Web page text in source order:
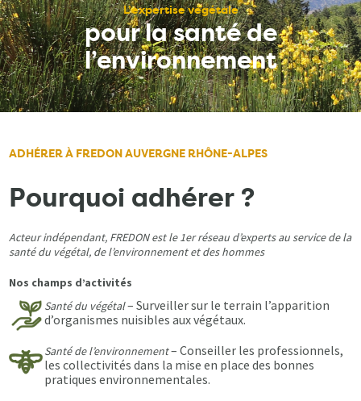
L’expertise végétale
pour la santé de
l’environnement
ADHÉRER À FREDON AUVERGNE RHÔNE-ALPES
Pourquoi adhérer ?
Acteur indépendant, FREDON est le 1er réseau d’experts au service de la
santé du végétal, de l’environnement et des hommes
Nos champs d’activités
Santé du végétal– Surveiller sur le terrain l’apparition
d’organismes nuisibles aux végétaux.
Santé de l’environnement– Conseiller les professionnels,
les collectivités dans la mise en place des bonnes
pratiques environnementales.